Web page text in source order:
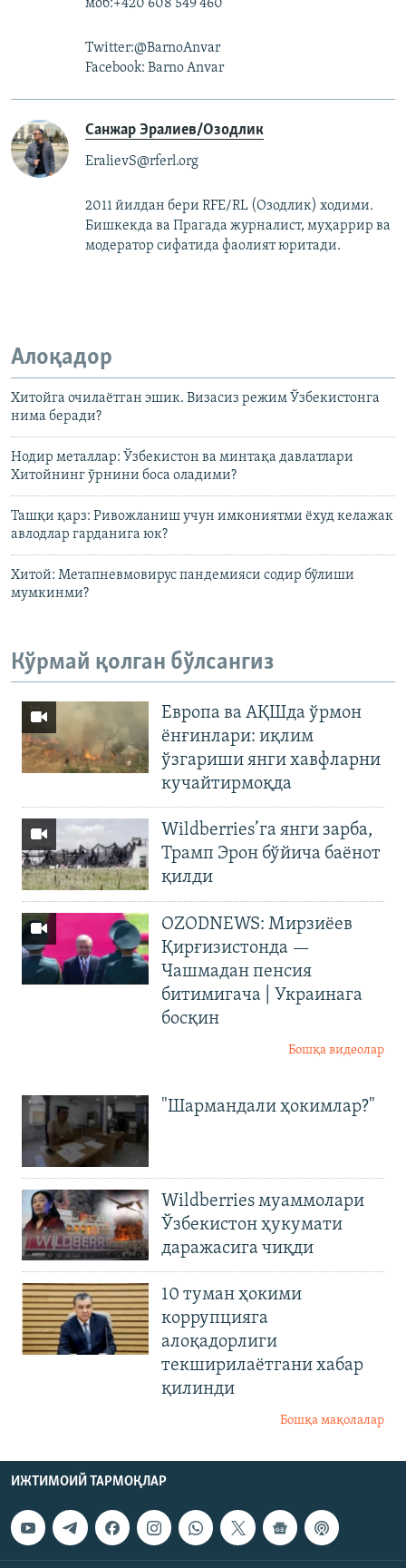
моб:+420 608 549 460
Twitter:@BarnoAnvar
Facebook: Barno Anvar
Санжар Эралиев/Озодлик
EralievS@rferl.org
2011 йилдан бери RFE/RL (Озодлик) ходими.
Бишкекда ва Прагада журналист, муҳаррир ва
модератор сифатида фаолият юритади.
Алоқадор
Хитойга очилаётган эшик. Визасиз режим Ўзбекистонга
нима беради?
Нодир металлар: Ўзбекистон ва минтақа давлатлари
Хитойнинг ўрнини боса оладими?
Ташқи қарз: Ривожланиш учун имкониятми ёхуд келажак
авлодлар гарданига юк?
Хитой: Метапневмовирус пандемияси содир бўлиши
мумкинми?
Кўрмай қолган бўлсангиз
Европа ва АҚШда ўрмон
ёнғинлари: иқлим
ўзгариши янги хавфларни
кучайтирмоқда
Wildberries’га янги зарба,
Трамп Эрон бўйича баёнот
қилди
OZODNEWS: Мирзиёев
Қирғизистонда —
Чашмадан пенсия
битимигача | Украинага
босқин
Бошқа видеолар
"Шармандали ҳокимлар?"
Wildberries муаммолари
Ўзбекистон ҳукумати
даражасига чиқди
10 туман ҳокими
коррупцияга
алоқадорлиги
текширилаётгани хабар
қилинди
Бошқа мақолалар
ИЖТИМОИЙ ТАРМОҚЛАР